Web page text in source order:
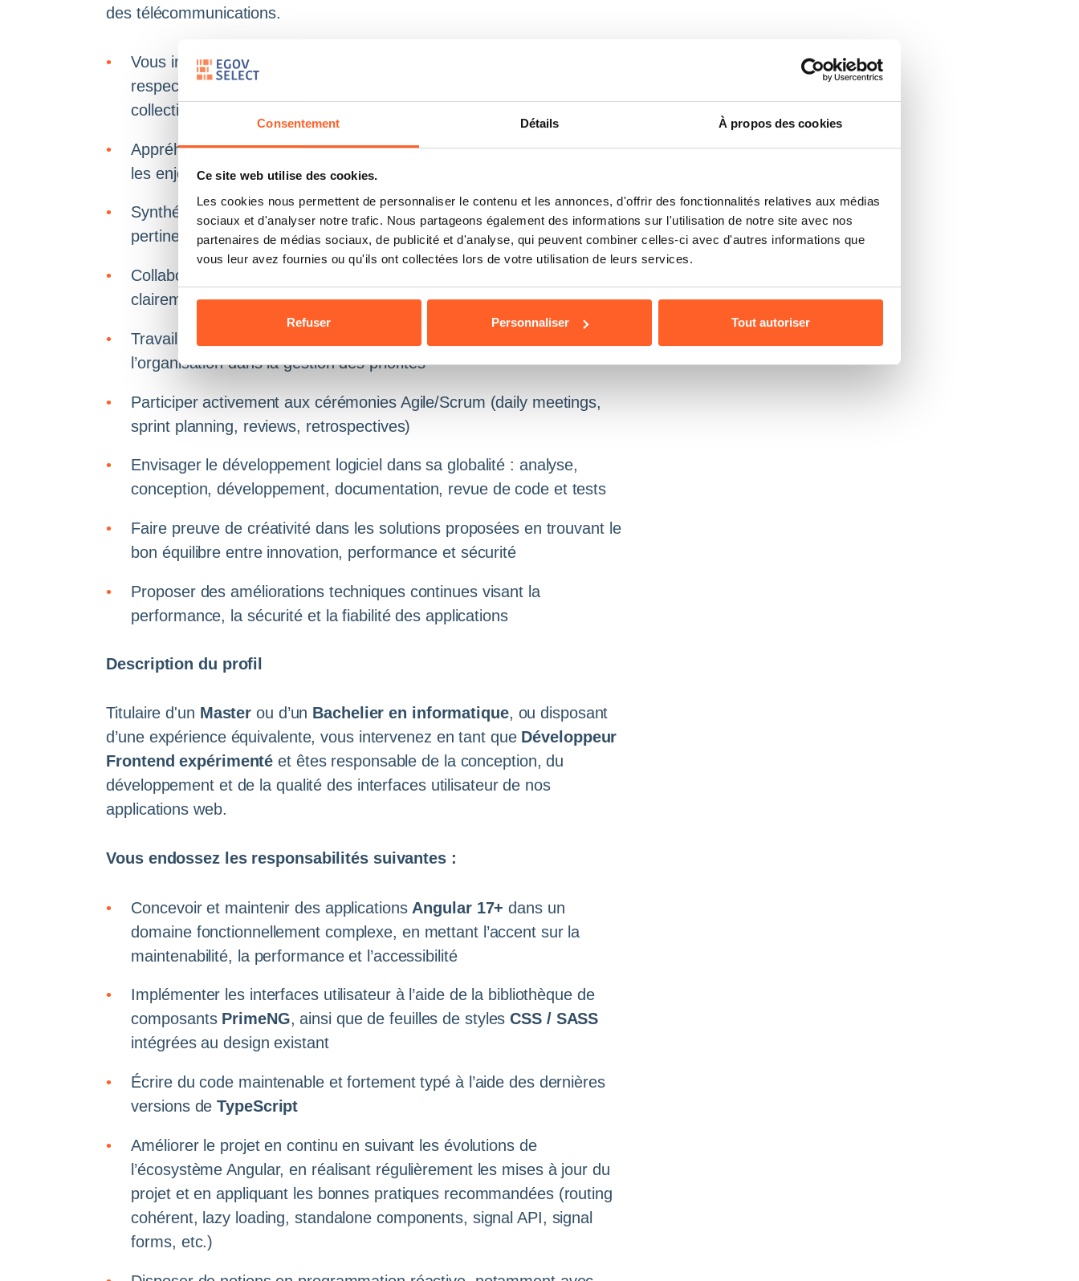
Consentement Détails À propos des cookies
Ce site web utilise des cookies.
Les cookies nous permettent de personnaliser le contenu et les annonces, d'offrir des fonctionnalités relatives aux médias
sociaux et d'analyser notre trafic. Nous partageons également des informations sur l'utilisation de notre site avec nos
partenaires de médias sociaux, de publicité et d'analyse, qui peuvent combiner celles-ci avec d'autres informations que
vous leur avez fournies ou qu'ils ont collectées lors de votre utilisation de leurs services.
Refuser Personnaliser Tout autoriser
des télécommunications.
Vous intégrer au sein d’une équipe de développement mature, en
respectant les processus établis et en contribuant à la dynamique
collective
Appréhender un environnement fonctionnel complexe en comprenant
les enjeux métier et les interactions entre systèmes
Synthétiser les besoins fonctionnels en implémentations techniques
pertinentes, avec une attention particulière à la qualité du produit final
Collaborer efficacement avec vos collègues en communiquant
clairement sur votre avancement et votre disponibilité
Travailler de manière autonome, avec curiosité, rigueur et sens de
l’organisation dans la gestion des priorités
Participer activement aux cérémonies Agile/Scrum (daily meetings,
sprint planning, reviews, retrospectives)
Envisager le développement logiciel dans sa globalité : analyse,
conception, développement, documentation, revue de code et tests
Faire preuve de créativité dans les solutions proposées en trouvant le
bon équilibre entre innovation, performance et sécurité
Proposer des améliorations techniques continues visant la
performance, la sécurité et la fiabilité des applications
Description du profil
Titulaire d'un Master ou d’un Bachelier en informatique, ou disposant
d’une expérience équivalente, vous intervenez en tant que Développeur
Frontend expérimenté et êtes responsable de la conception, du
développement et de la qualité des interfaces utilisateur de nos
applications web.
Vous endossez les responsabilités suivantes :
Concevoir et maintenir des applications Angular 17+ dans un
domaine fonctionnellement complexe, en mettant l’accent sur la
maintenabilité, la performance et l’accessibilité
Implémenter les interfaces utilisateur à l’aide de la bibliothèque de
composants PrimeNG, ainsi que de feuilles de stylesCSS / SASS
intégrées au design existant
Écrire du code maintenable et fortement typé à l’aide des dernières
versions deTypeScript
Améliorer le projet en continu en suivant les évolutions de
l’écosystème Angular, en réalisant régulièrement les mises à jour du
projet et en appliquant les bonnes pratiques recommandées (routing
cohérent, lazy loading, standalone components, signal API, signal
forms, etc.)